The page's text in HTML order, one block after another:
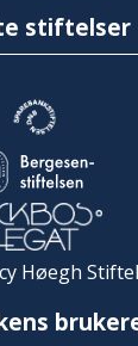
stiftelser
Høegh